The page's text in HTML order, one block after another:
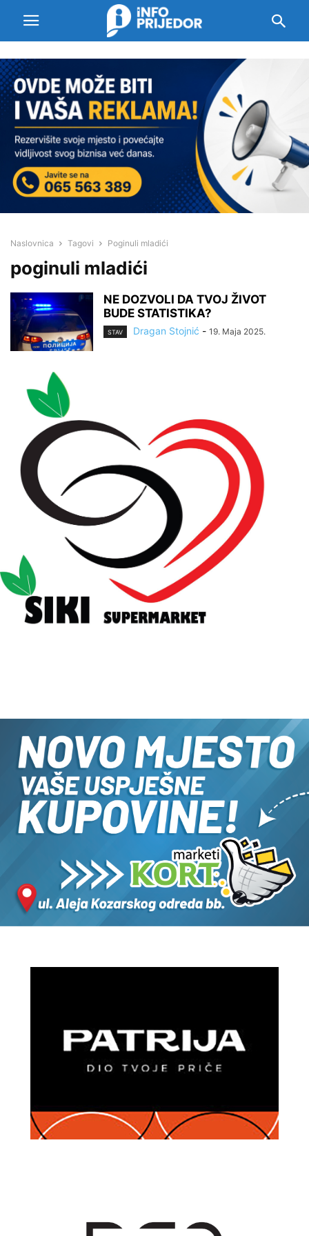
Naslovnica Tagovi Poginuli mladići
poginuli mladići
NE DOZVOLI DA TVOJ ŽIVOT
BUDE STATISTIKA?
STAV Dragan Stojnić - 19. Maja 2025.